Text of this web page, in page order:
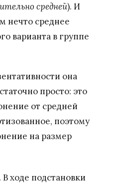
средней). И
нечто среднее
варианта в группе
она
просто: это
от средней
поэтому
на размер
ходе подстановки